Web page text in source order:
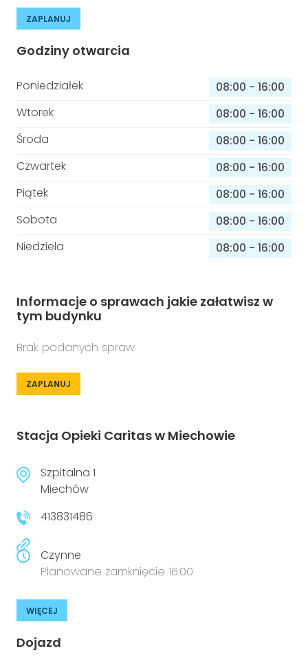
ZAPLANUJ
Godziny otwarcia
Poniedziałek 08:00 - 16:00
Wtorek
08:00 - 16:00
Środa
08:00 - 16:00
Czwartek
08:00 - 16:00
Piątek
08:00 - 16:00
Sobota
08:00 - 16:00
Niedziela
08:00 - 16:00
Informacje o sprawach jakie załatwisz w
tym budynku
Brak podanych spraw
ZAPLANUJ
Stacja Opieki Caritas w Miechowie
Szpitalna 1
Miechów
413831486
Czynne
Planowane zamknięcie 16:00
WIĘCEJ
Dojazd